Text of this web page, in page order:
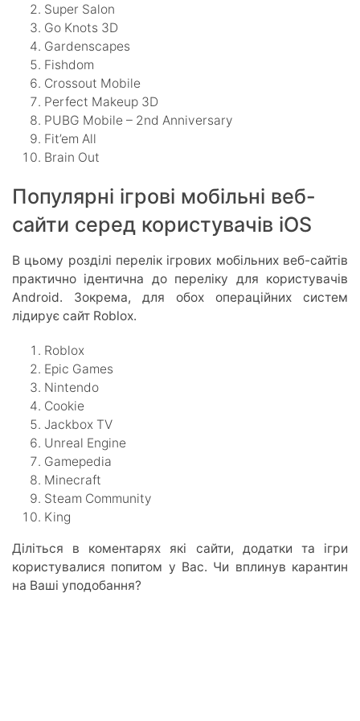
Super Salon
Go Knots 3D
Gardenscapes
Fishdom
Crossout Mobile
Perfect Makeup 3D
PUBG Mobile – 2nd Anniversary
Fit’em All
Brain Out
Популярні ігрові мобільні веб-
сайти серед користувачів iOS
В цьому розділі перелік ігрових мобільних веб-сайтів
практично ідентична до переліку для користувачів
Android. Зокрема, для обох операційних систем
лідирує сайт Roblox.
Roblox
Epic Games
Nintendo
Cookie
Jackbox TV
Unreal Engine
Gamepedia
Minecraft
Steam Community
King
Діліться в коментарях які сайти, додатки та ігри
користувалися попитом у Вас. Чи вплинув карантин
на Ваші уподобання?